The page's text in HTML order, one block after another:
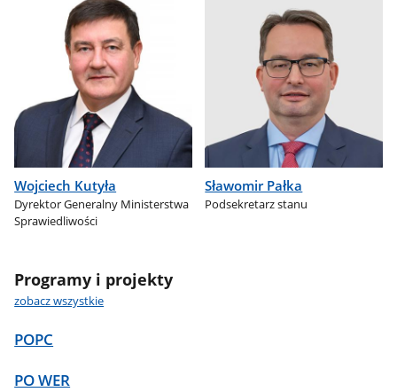
Wojciech Kutyła
Dyrektor Generalny Ministerstwa
Sprawiedliwości
Sławomir Pałka
Podsekretarz stanu
Programy i projekty
zobacz wszystkie
POPC
PO WER